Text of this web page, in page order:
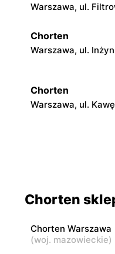
Warszawa, ul.
Chorten
Warszawa, ul.
Chorten
Warszawa, ul.
Chorten
Chorten
Chorten
Chorten Warszawa
(woj. mazowieckie)